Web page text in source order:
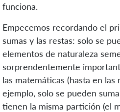
funciona.
Empecemos recordando el
sumas y las restas: solo se
elementos de naturaleza
sorprendentemente
las matemáticas (hasta en las
ejemplo, solo se pueden
tienen la misma partición (el